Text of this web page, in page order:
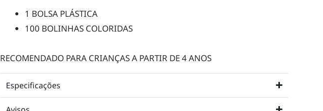
1 BOLSA PLÁSTICA
100 BOLINHAS COLORIDAS
RECOMENDADO PARA CRIANÇAS A PARTIR DE 4 ANOS
Especificações